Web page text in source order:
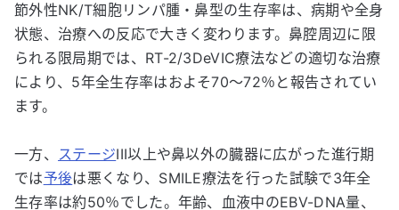
節外性NK/T細胞リンパ腫・鼻型の生存率は、病期や全身
状態、治療への反応で大きく変わります。鼻腔周辺に限
られる限局期では、RT-2/3DeVIC療法などの適切な治療
により、5年全生存率はおよそ70〜72％と報告されてい
ます。
一方、 ステージIII以上や鼻以外の臓器に広がった進行期
では予後は悪くなり、SMILE療法を行った試験で3年全
生存率は約50％でした。年齢、血液中のEBV-DNA量、